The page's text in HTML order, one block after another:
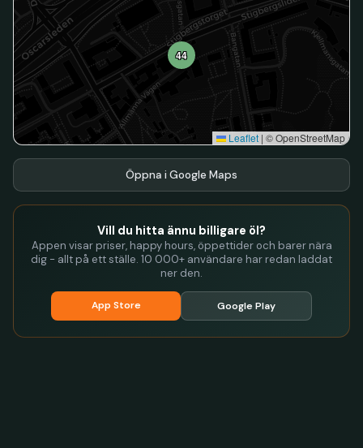
44
Leaflet | © OpenStreetMap
Öppna i Google Maps
Vill du hitta ännu billigare öl?
Appen visar priser, happy hours, öppettider och barer nära
dig - allt på ett ställe. 10 000+ användare har redan laddat
ner den.
App Store Google Play